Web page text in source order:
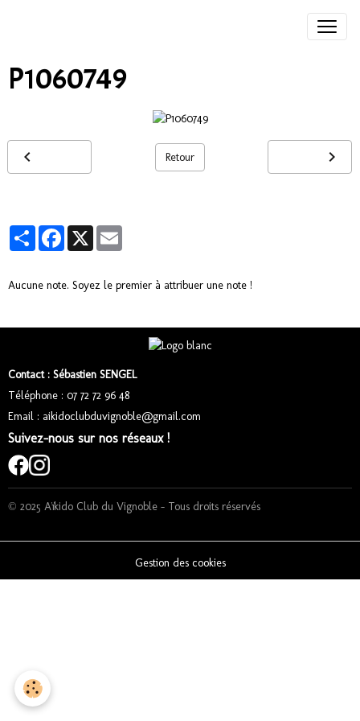
P1060749
Retour
PartagerFacebook
X
Aucune note. Soyez le premier à attribuer une note !
Contact : Sébastien SENGEL
Téléphone : 07 72 72 96 48
Email : aikidoclubduvignoble@gmail.com
Suivez-nous sur nos réseaux !
© 2025 Aïkido Club du Vignoble – Tous droits réservés
Gestion des cookies